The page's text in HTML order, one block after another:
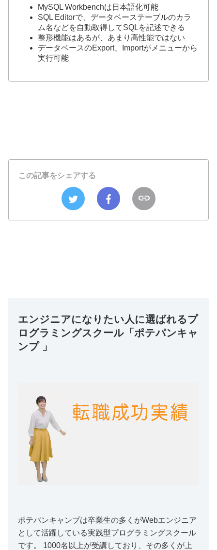
MySQL Workbenchは日本語化可能
SQL Editorで、データベーステーブルのカラ
ム名などを自動取得してSQLを記述できる
整形機能はあるが、あまり高性能ではない
データベースのExport、Importがメニューから
実行可能
この記事をシェアする
エンジニアになりたい人に選ばれるプ
ログラミングスクール「ポテパンキャ
ンプ 」
ポテパンキャンプは卒業生の多くがWebエンジニア
として活躍している実践型プログラミングスクール
です。 1000名以上が受講しており、その多くが上